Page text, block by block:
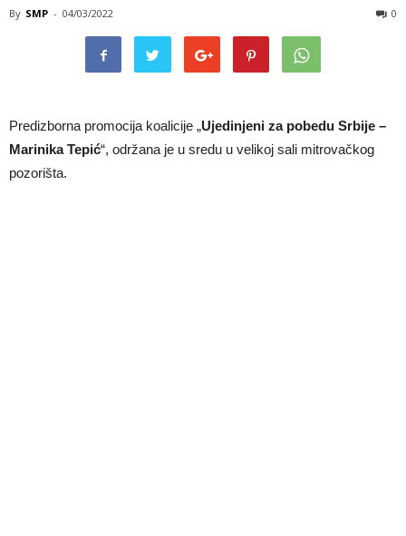
By SMP - 04/03/2022 0
Predizborna promocija koalicije „Ujedinjeni za pobedu Srbije –
Marinika Tepić“, održana je u sredu u velikoj sali mitrovačkog
pozorišta.